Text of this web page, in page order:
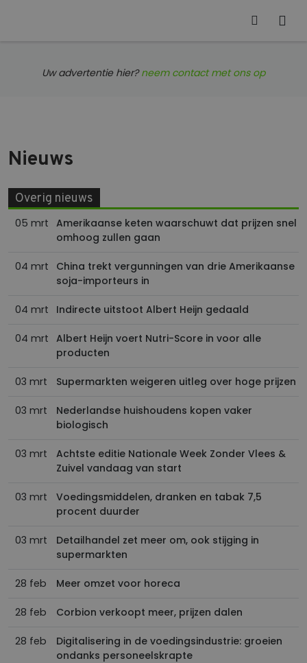
Uw advertentie hier?neem contact met ons op
Nieuws
Overig nieuws
05 mrt Amerikaanse keten waarschuwt dat prijzen snel
omhoog zullen gaan
04 mrt
China trekt vergunningen van drie Amerikaanse
soja-importeurs in
04 mrt Indirecte uitstoot Albert Heijn gedaald
04 mrt Albert Heijn voert Nutri-Score in voor alle
producten
03 mrt Supermarkten weigeren uitleg over hoge prijzen
03 mrt
Nederlandse huishoudens kopen vaker
biologisch
03 mrt
Achtste editie Nationale Week Zonder Vlees &
Zuivel vandaag van start
03 mrt
Voedingsmiddelen, dranken en tabak 7,5
procent duurder
03 mrt
Detailhandel zet meer om, ook stijging in
supermarkten
28 feb Meer omzet voor horeca
28 feb Corbion verkoopt meer, prijzen dalen
28 feb
Digitalisering in de voedingsindustrie: groeien
ondanks personeelskrapte